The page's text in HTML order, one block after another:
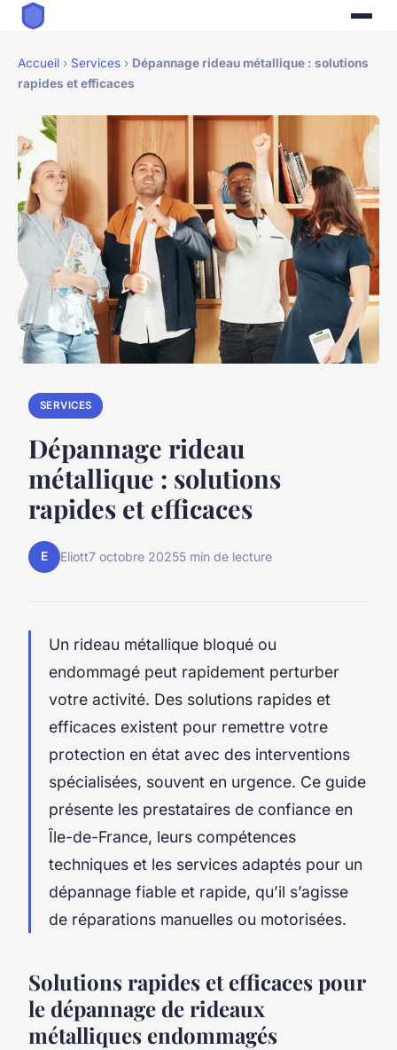
Accueil › Services › Dépannage rideau métallique : solutions
rapides et efficaces
SERVICES
Dépannage rideau
métallique : solutions
rapides et efficaces
E Eliott7 octobre 20255 min de lecture
Un rideau métallique bloqué ou
endommagé peut rapidement perturber
votre activité. Des solutions rapides et
efficaces existent pour remettre votre
protection en état avec des interventions
spécialisées, souvent en urgence. Ce guide
présente les prestataires de confiance en
Île-de-France, leurs compétences
techniques et les services adaptés pour un
dépannage fiable et rapide, qu’il s’agisse
de réparations manuelles ou motorisées.
Solutions rapides et efficaces pour
le dépannage de rideaux
métalliques endommagés